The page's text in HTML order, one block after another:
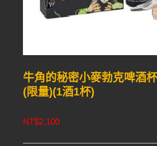
牛角的秘密小麥勃克啤酒
(限量)(1酒1杯)
NT$2,100